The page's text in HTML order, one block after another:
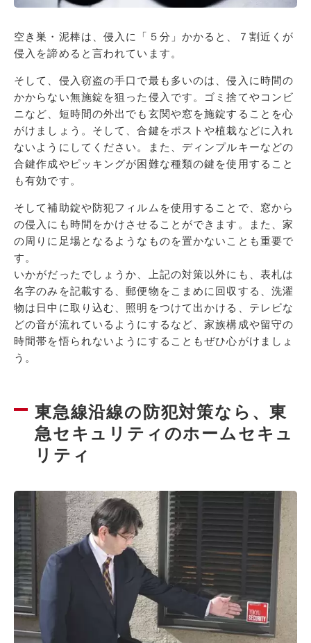
空き巣・泥棒は、侵入に「５分」かかると、７割近くが
侵入を諦めると言われています。
そして、侵入窃盗の手口で最も多いのは、侵入に時間の
かからない無施錠を狙った侵入です。ゴミ捨てやコンビ
ニなど、短時間の外出でも玄関や窓を施錠することを心
がけましょう。そして、合鍵をポストや植栽などに入れ
ないようにしてください。また、ディンプルキーなどの
合鍵作成やピッキングが困難な種類の鍵を使用すること
も有効です。
そして補助錠や防犯フィルムを使用することで、窓から
の侵入にも時間をかけさせることができます。また、家
の周りに足場となるようなものを置かないことも重要で
す。
いかがだったでしょうか、上記の対策以外にも、表札は
名字のみを記載する、郵便物をこまめに回収する、洗濯
物は日中に取り込む、照明をつけて出かける、テレビな
どの音が流れているようにするなど、家族構成や留守の
時間帯を悟られないようにすることもぜひ心がけましょ
う。
東急線沿線の防犯対策なら、東
急セキュリティのホームセキュ
リティ